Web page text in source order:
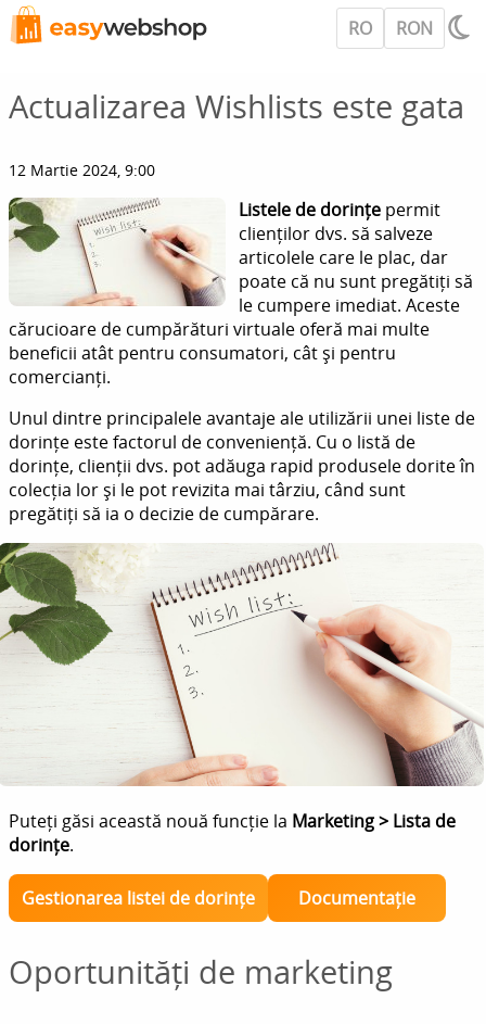
RO RON
Actualizarea Wishlists este gata
12 Martie 2024, 9:00
Listele de dorințe permit
clienților dvs. să salveze
articolele care le plac, dar
poate că nu sunt pregătiți să
le cumpere imediat. Aceste
cărucioare de cumpărături virtuale oferă mai multe
beneficii atât pentru consumatori, cât și pentru
comercianți.
Unul dintre principalele avantaje ale utilizării unei liste de
dorințe este factorul de conveniență. Cu o listă de
dorințe, clienții dvs. pot adăuga rapid produsele dorite în
colecția lor și le pot revizita mai târziu, când sunt
pregătiți să ia o decizie de cumpărare.
Puteți găsi această nouă funcție la Marketing > Lista de
dorințe.
Gestionarea listei de dorințe Documentație
Oportunități de marketing